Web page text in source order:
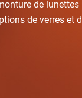
de
de verres et